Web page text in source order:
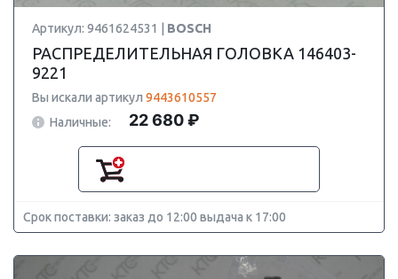
Артикул: 9461624531 | BOSCH
РАСПРЕДЕЛИТЕЛЬНАЯ ГОЛОВКА 146403-
9221
Вы искали артикул 9443610557
Наличные:
22 680 ₽
Срок поставки: заказ до 12:00 выдача к 17:00